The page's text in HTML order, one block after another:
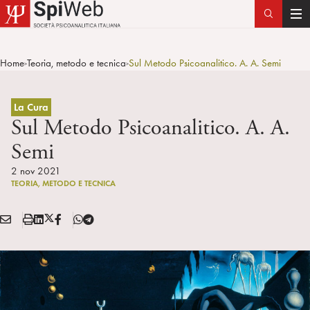
T
o
n
Home>Teoria, metodo e tecnica>Sul Metodo Psicoanalitico. A. A. Semi
La Cura
Sul Metodo Psicoanalitico. A. A.
Semi
2 nov 2021
TEORIA, METODO E TECNICA
Condividi:
E
A
I
L
S
a
L
n
e
X
T
w
t
F
T
l